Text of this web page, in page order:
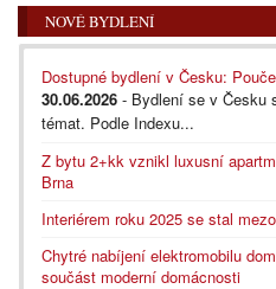
NOVÉ BYDLENÍ
Dostupné bydlení v Česku:
30.06.2026 - Bydlení se v Česku
témat. Podle Indexu...
Z bytu 2+kk vznikl luxusní
Brna
Interiérem roku 2025 se stal
Chytré nabíjení elektromobilu
součást moderní domácnosti